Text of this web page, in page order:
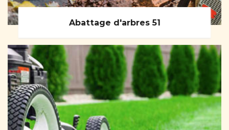
Abattage d'arbres 51